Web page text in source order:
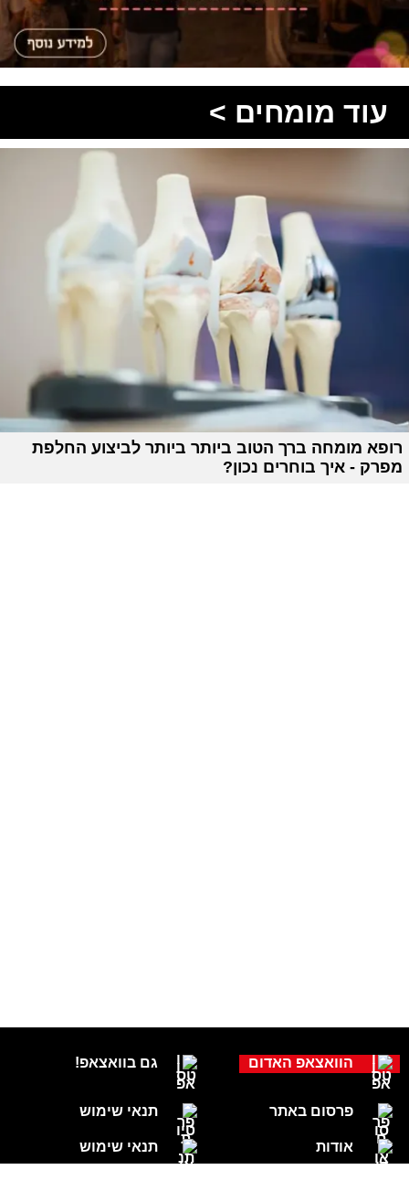
עוד מומחים >
רופא מומחה ברך הטוב ביותר ביותר לביצוע החלפת
מפרק - איך בוחרים נכון?
גם בוואצאפ!
תנאי שימוש
תנאי שימוש
הוואצאפ האדום
פרסום באתר
אודות